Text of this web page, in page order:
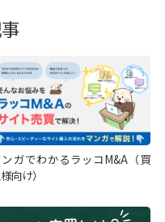
ガでわかるラッコM&A（買
向け）